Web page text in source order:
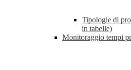
Tipologie di
in tabelle)
Monitoraggio tempi